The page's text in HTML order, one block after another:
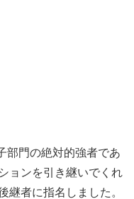
部門の絶対的強者であ
ョンを引き継いでくれ
継者に指名しました。